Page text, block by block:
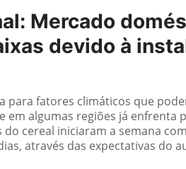
Mercado
devido à
para fatores climáticos que
algumas regiões já enfrenta
cereal iniciaram a semana
através das expectativas do